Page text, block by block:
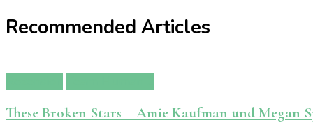
Recommended Articles
These Broken Stars – Amie Kaufman und Megan